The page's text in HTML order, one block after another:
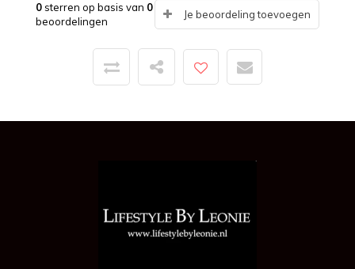
0sterren op basis van 0
beoordelingen
Je beoordeling toevoegen